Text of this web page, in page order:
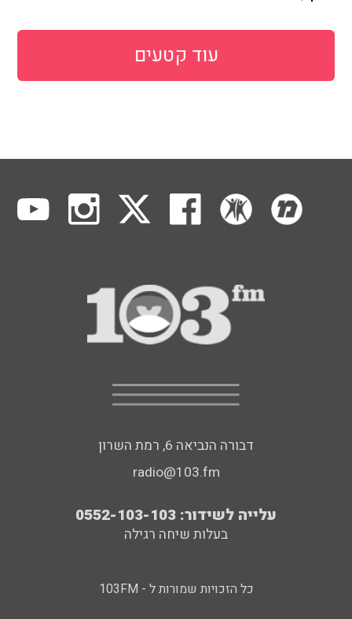
עוד קטעים
דבורה הנביאה 6, רמת השרון
radio@103.fm
עלייה לשידור: 0552-103-103
בעלות שיחה רגילה
כל הזכויות שמורות ל - 103FM